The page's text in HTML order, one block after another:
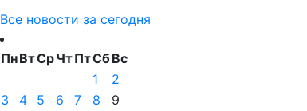
Все новости за сегодня
ПнВтСрЧтПтСбВс
1
2
3
4 5 6 7 8
9